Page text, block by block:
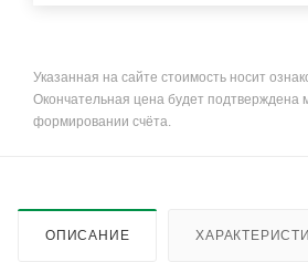
Указанная на сайте стоимость носит
Окончательная цена будет подтверждена
формировании счёта.
ОПИСАНИЕ